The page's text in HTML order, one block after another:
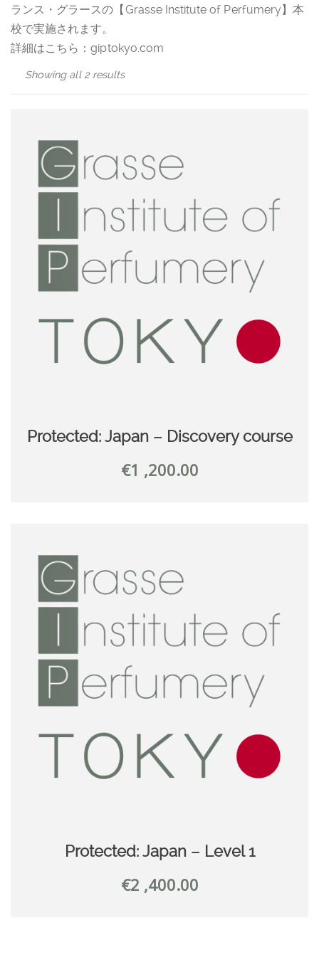
ランス・グラースの【Grasse Institute of Perfumery】本
校で実施されます。
詳細はこちら：giptokyo.com
Showing all 2 results
Protected: Japan – Discovery course
€1 ,200.00
Protected: Japan – Level 1
€2 ,400.00